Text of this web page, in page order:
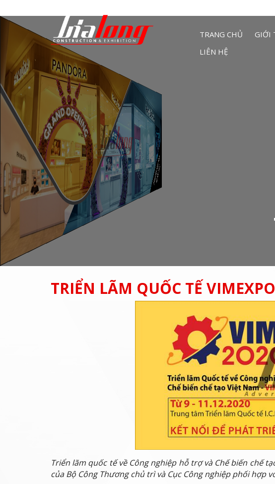
TRANG CHỦ GIỚI
LIÊN HỆ
TRIỂN LÃM QUỐC TẾ
Triển lãm quốc tế về Công nghiệp hỗ trợ và Chế biến chế
của Bộ Công Thương chủ trì và Cục Công nghiệp phối hợp